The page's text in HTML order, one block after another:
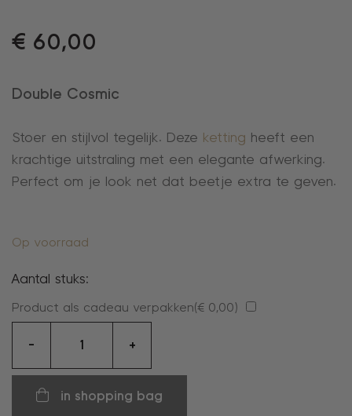
€ 60,00
Double Cosmic
Stoer en stijlvol tegelijk. Deze ketting heeft een
krachtige uitstraling met een elegante afwerking.
Perfect om je look net dat beetje extra te geven.
Op voorraad
Aantal stuks:
Product als cadeau verpakken(€ 0,00)
-
aantal
+
in shopping bag